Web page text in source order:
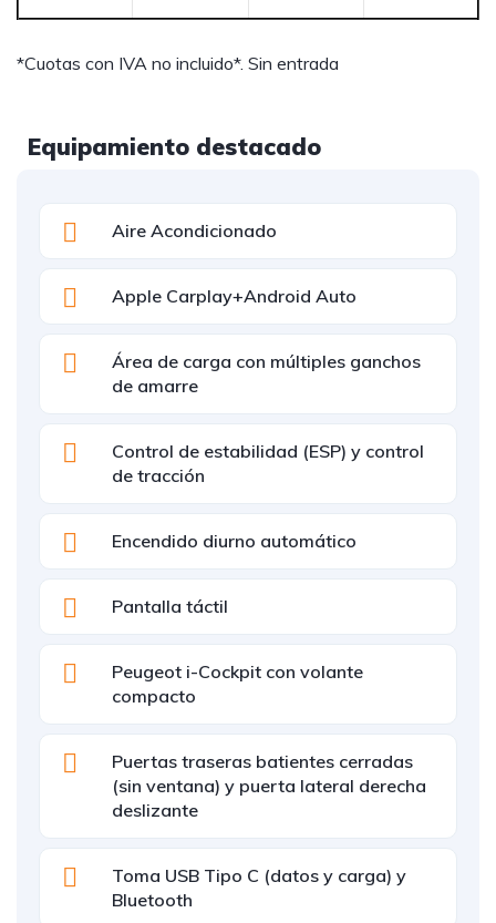
*Cuotas con IVA no incluido*. Sin entrada
Equipamiento destacado
Aire Acondicionado
Apple Carplay+Android Auto
Área de carga con múltiples ganchos
de amarre
Control de estabilidad (ESP) y control
de tracción
Encendido diurno automático
Pantalla táctil
Peugeot i-Cockpit con volante
compacto
Puertas traseras batientes cerradas
(sin ventana) y puerta lateral derecha
deslizante
Toma USB Tipo C (datos y carga) y
Bluetooth